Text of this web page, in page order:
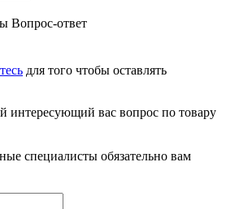
Вопрос-ответ
для того чтобы оставлять
интересующий вас вопрос по товару
специалисты обязательно вам